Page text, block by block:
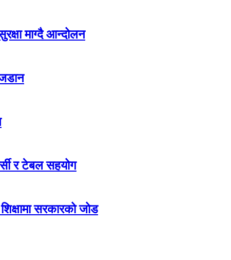
माग्दै आन्दोलन
र टेबल सहयोग
सरकारको जोड